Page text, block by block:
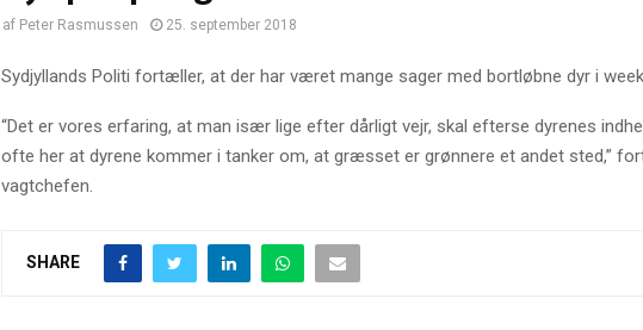
af Peter Rasmussen 25. september 2018
Sydjyllands Politi fortæller, at der har været mange sager med bortløbne dyr i
“Det er vores erfaring, at man især lige efter dårligt vejr, skal efterse dyrenes
ofte her at dyrene kommer i tanker om, at græsset er grønnere et andet sted,”
vagtchefen.
SHARE